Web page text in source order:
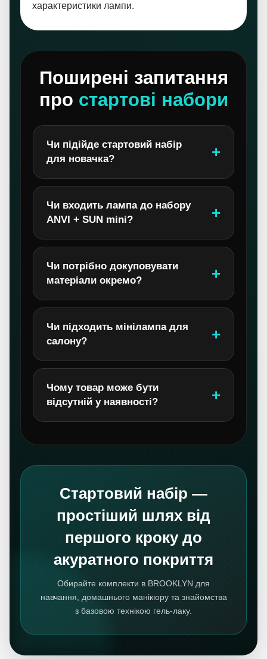
характеристики лампи.
Поширені запитання
про стартові набори
Чи підійде стартовий набір
для новачка?
Чи входить лампа до набору
ANVI + SUN mini?
Чи потрібно докуповувати
матеріали окремо?
Чи підходить мінілампа для
салону?
Чому товар може бути
відсутній у наявності?
Стартовий набір —
простіший шлях від
першого кроку до
акуратного покриття
Обирайте комплекти в BROOKLYN для
навчання, домашнього манікюру та знайомства
з базовою технікою гель-лаку.